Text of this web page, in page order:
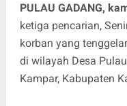
PULAU GADANG,
ketiga pencarian,
korban yang
di wilayah Desa
Kampar, Kabupaten